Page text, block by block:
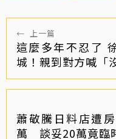
← 上一篇
這麼多年不忍了
城！親到對方喊「
蕭敬騰日料店遭
萬 談妥20萬竟臨